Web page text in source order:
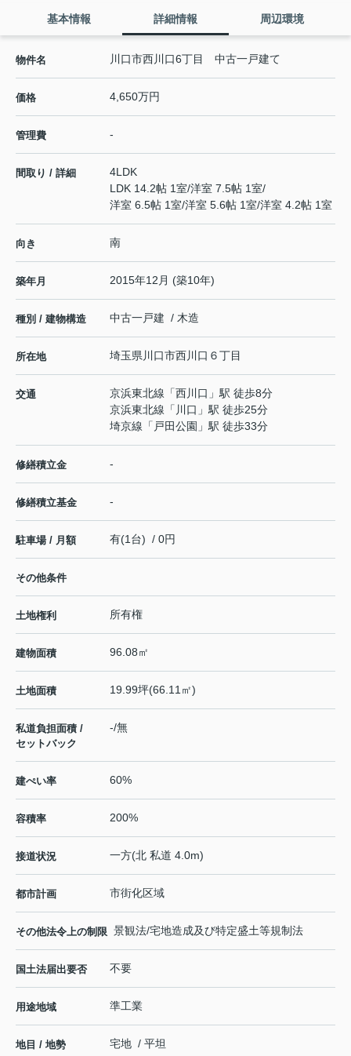
基本情報 詳細情報 周辺環境
物件名 川口市西川口6丁目 中古一戸建て
価格 4,650万円
管理費 -
間取り / 詳細
4LDK
LDK 14.2帖 1室/洋室 7.5帖 1室/
洋室 6.5帖 1室/洋室 5.6帖 1室/洋室 4.2帖 1室
向き 南
築年月 2015年12月 (築10年)
種別 / 建物構造 中古一戸建 / 木造
所在地 埼玉県 川口市西川口 ６丁目
交通 京浜東北線 「西川口 」駅 徒歩8分
京浜東北線 「 川口 」駅 徒歩25分
埼京線 「 戸田公園 」駅 徒歩33分
修繕積立金 -
修繕積立基金 -
駐車場 / 月額 有(1台) / 0円
その他条件
土地権利 所有権
建物面積 96.08㎡
土地面積 19.99坪(66.11㎡)
私道負担面積 /
セットバック
-/無
建ぺい率 60%
容積率 200%
接道状況 一方(北 私道 4.0m)
都市計画 市街化区域
その他法令上の制限 景観法/宅地造成及び特定盛土等規制法
国土法届出要否 不要
用途地域 準工業
地目 / 地勢 宅地 / 平坦